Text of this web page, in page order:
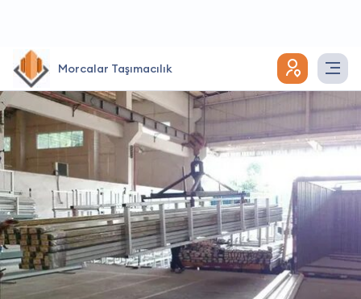
Morcalar Taşımacılık